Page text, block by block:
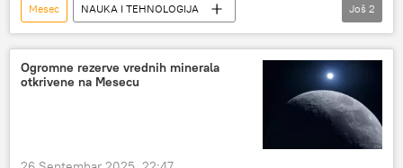
Mesec
NAUKA I TEHNOLOGIJA
Nauka i tehnologija
Društvo
Još 2
Ogromne rezerve vrednih minerala
otkrivene na Mesecu